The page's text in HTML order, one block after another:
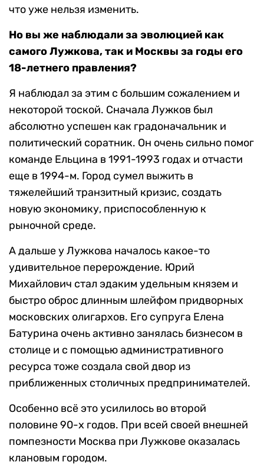
что уже нельзя изменить.
Но вы же наблюдали за эволюцией как
самого Лужкова, так и Москвы за годы его
18-летнего правления?
Я наблюдал за этим с большим сожалением и
некоторой тоской. Сначала Лужков был
абсолютно успешен как градоначальник и
политический соратник. Он очень сильно помог
команде Ельцина в 1991-1993 годах и отчасти
еще в 1994-м. Город сумел выжить в
тяжелейший транзитный кризис, создать
новую экономику, приспособленную к
рыночной среде.
А дальше у Лужкова началось какое-то
удивительное перерождение. Юрий
Михайлович стал эдаким удельным князем и
быстро оброс длинным шлейфом придворных
московских олигархов. Его супруга Елена
Батурина очень активно занялась бизнесом в
столице и с помощью административного
ресурса тоже создала свой двор из
приближенных столичных предпринимателей.
Особенно всё это усилилось во второй
половине 90-х годов. При всей своей внешней
помпезности Москва при Лужкове оказалась
клановым городом.